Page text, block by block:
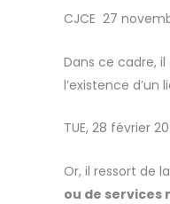
CJCE 27
Dans ce cadre,
l’existence d’un
TUE, 28 février
Or, il ressort de
ou de services